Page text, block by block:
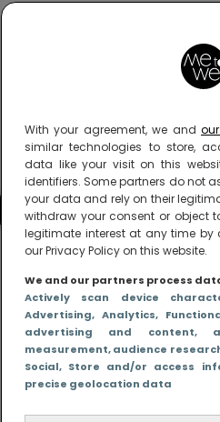
With your agreement, we and
similar technologies to store,
data like your visit on this
identifiers. Some partners do not
your data and rely on their
withdraw your consent or object
legitimate interest at any time by
our Privacy Policy on this website.
We and our partners process
Actively scan device
Advertising, Analytics,
advertising and content,
measurement, audience
Social, Store and/or access
precise geolocation data